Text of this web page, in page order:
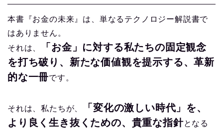
本書『お金の未来』は、単なるテクノロジー解説書で
はありません。
それは、
「お金」に対する私たちの固定観念
を打ち破り、新たな価値観を提示する、革新
的な一冊です。
それは、私たちが、
「変化の激しい時代」を、
より良く生き抜くための、貴重な指針となる